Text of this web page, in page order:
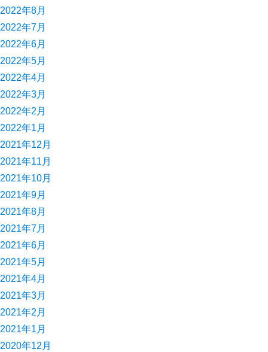
2022年8月
2022年7月
2022年6月
2022年5月
2022年4月
2022年3月
2022年2月
2022年1月
2021年12月
2021年11月
2021年10月
2021年9月
2021年8月
2021年7月
2021年6月
2021年5月
2021年4月
2021年3月
2021年2月
2021年1月
2020年12月